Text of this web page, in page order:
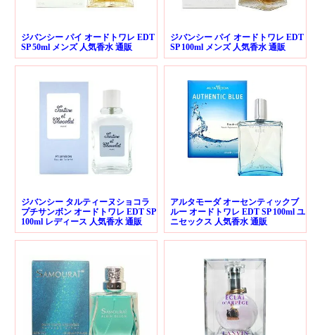
ジバンシー パイ オードトワレ EDT
SP 50ml メンズ 人気香水 通販
ジバンシー パイ オードトワレ EDT
SP 100ml メンズ 人気香水 通販
ジバンシー タルティーヌショコラ
プチサンボン オードトワレ EDT SP
100ml レディース 人気香水 通販
アルタモーダ オーセンティックブ
ルー オードトワレ EDT SP 100ml ユ
ニセックス 人気香水 通販